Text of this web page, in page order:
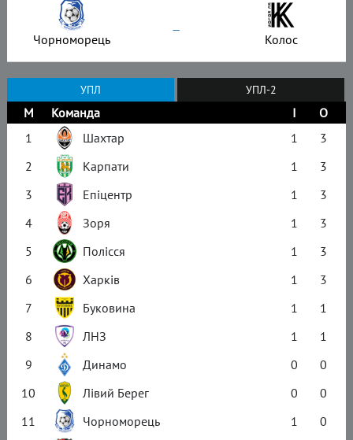
Чорноморець – Колос
УПЛ УПЛ-2
М Команда І
О
1
Шахтар 1
3
2
Карпати 1
3
3
Епіцентр 1
3
4
Зоря 1
3
5
Полісся 1
3
6
Харків 1
3
7
Буковина 1
1
8
ЛНЗ 1
1
9
Динамо 0
0
10
Лівий Берег 0
0
11
Чорноморець 1
0